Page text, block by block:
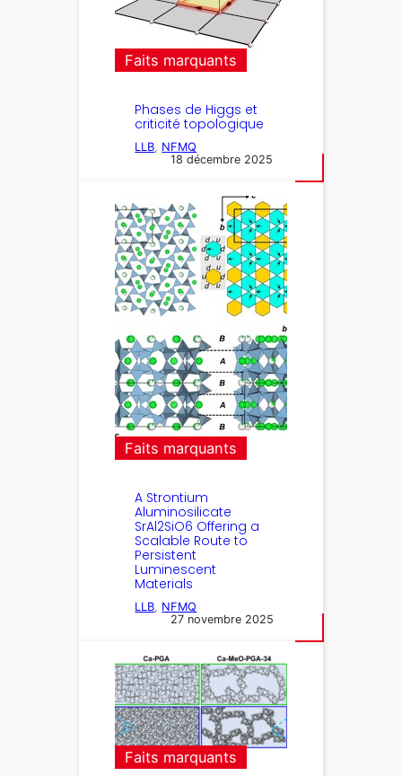
Faits marquants
Phases de Higgs et
criticité topologique
LLB, NFMQ
18 décembre 2025
Faits marquants
A Strontium
Aluminosilicate
SrAl2SiO6 Offering a
Scalable Route to
Persistent
Luminescent
Materials
LLB NFMQ
27 novembre 2025
Faits marquants